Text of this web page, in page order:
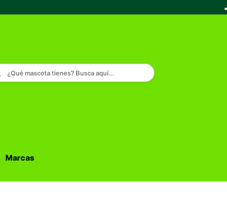
¿Qué mascota tienes? Busca aquí...
Marcas